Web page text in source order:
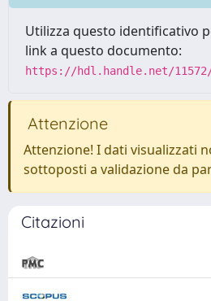
Utilizza questo identificativo
link a questo documento:
https://hdl.handle.net/11572/
Attenzione
Attenzione! I dati visualizzati
sottoposti a validazione da
Citazioni